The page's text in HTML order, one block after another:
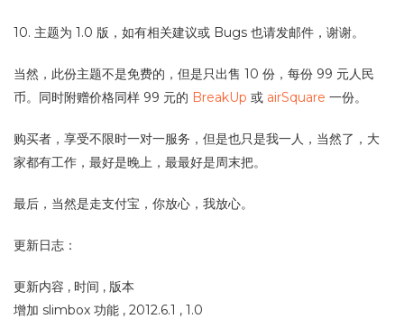
10. 主题为 1.0 版，如有相关建议或 Bugs 也请发邮件，谢谢。
当然，此份主题不是免费的，但是只出售 10 份，每份 99 元人民
币。同时附赠价格同样 99 元的 BreakUp 或 airSquare 一份。
购买者，享受不限时一对一服务，但是也只是我一人，当然了，大
家都有工作，最好是晚上，最最好是周末把。
最后，当然是走支付宝，你放心，我放心。
更新日志：
更新内容 , 时间 , 版本
增加 slimbox 功能 , 2012.6.1 , 1.0